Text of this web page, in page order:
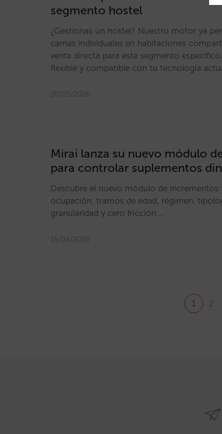
segmento hostel
¿Gestionas un hostel? Nuestro motor ya
camas individuales en habitaciones
venta directa para este segmento
flexible y compatible con tu tecnología
20/05/2026
Mirai lanza su nuevo módulo
para controlar suplementos
Descubre el nuevo módulo de
ocupación, tramos de edad, régimen,
granularidad y cero fricción.…
15/04/2026
1 2